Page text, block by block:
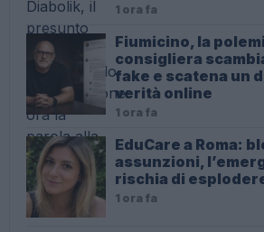
1 ora fa
Fiumicino, la
consigliera
fake e scatena un
verità online
1 ora fa
EduCare a Roma:
assunzioni,
rischia di
1 ora fa